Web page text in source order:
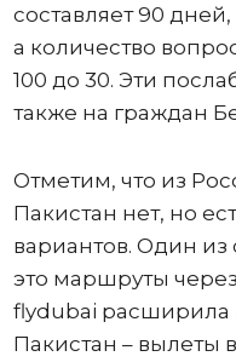
составляет 90
а количество
100 до 30. Эти
также на граждан
Отметим, что из
Пакистан нет, но
вариантов. Один
это маршруты
flydubai расширила
Пакистан – вылеты